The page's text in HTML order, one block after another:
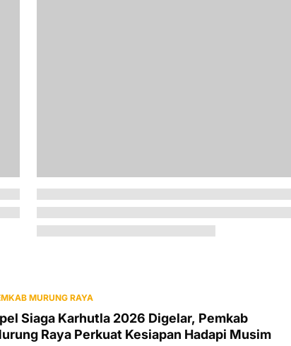
MURUNG RAYA
Siaga Karhutla 2026 Digelar, Pemkab
Raya Perkuat Kesiapan Hadapi Musim